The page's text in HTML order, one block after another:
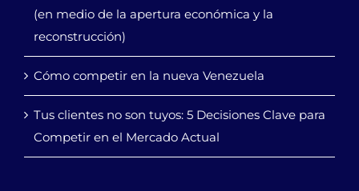
(en medio de la apertura económica y la
reconstrucción)
Cómo competir en la nueva Venezuela
Tus clientes no son tuyos: 5 Decisiones Clave para
Competir en el Mercado Actual